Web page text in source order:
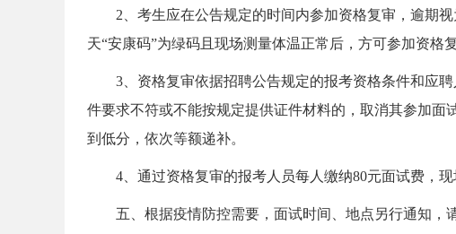
2、考生应在公告规定的时间内参加资格复审，逾期视
天“安康码”为绿码且现场测量体温正常后，方可参加资格复
3、资格复审依据招聘公告规定的报考资格条件和应聘
件要求不符或不能按规定提供证件材料的，取消其参加
到低分，依次等额递补。
4、通过资格复审的报考人员每人缴纳80元面试费，现
五、根据疫情防控需要，面试时间、地点另行通知，